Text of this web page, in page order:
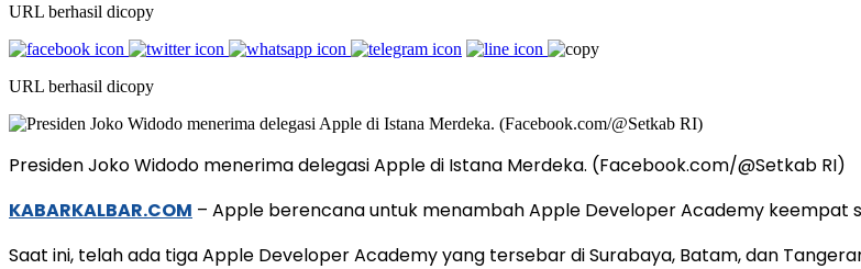
URL berhasil dicopy
URL berhasil dicopy
Presiden Joko Widodo menerima delegasi Apple di Istana Merdeka. (Facebook.com/@Setkab RI)
KABARKALBAR.COM – Apple berencana untuk menambah Apple Developer Academy keempat
Saat ini, telah ada tiga Apple Developer Academy yang tersebar di Surabaya, Batam, dan